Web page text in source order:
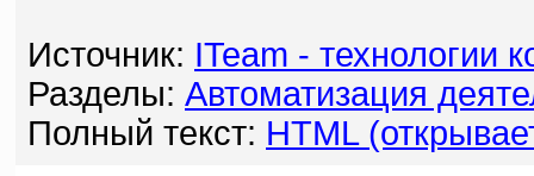
Источник: ITeam - технологии
Разделы: Автоматизация
Полный текст: HTML